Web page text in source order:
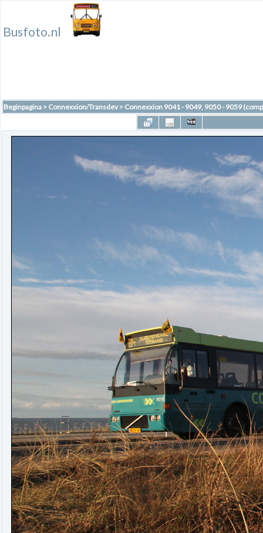
Busfoto.nl
Beginpagina > Connexxion/Transdev> Connexxion 9041 - 9049, 9050 - 9059